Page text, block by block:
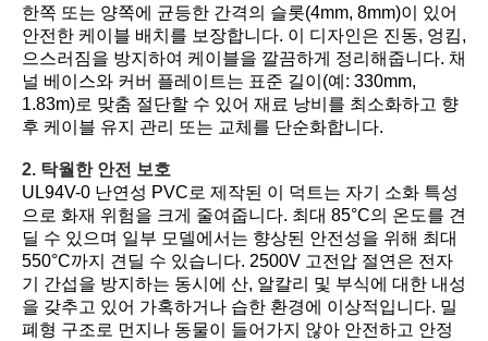
한쪽 또는 양쪽에 균등한 간격의 슬롯(4mm, 8mm)이 있어
안전한 케이블 배치를 보장합니다. 이 디자인은 진동, 엉킴,
으스러짐을 방지하여 케이블을 깔끔하게 정리해줍니다. 채
널 베이스와 커버 플레이트는 표준 길이(예: 330mm,
1.83m)로 맞춤 절단할 수 있어 재료 낭비를 최소화하고 향
후 케이블 유지 관리 또는 교체를 단순화합니다.
2. 탁월한 안전 보호
UL94V-0 난연성 PVC로 제작된 이 덕트는 자기 소화 특성
으로 화재 위험을 크게 줄여줍니다. 최대 85°C의 온도를 견
딜 수 있으며 일부 모델에서는 향상된 안전성을 위해 최대
550°C까지 견딜 수 있습니다. 2500V 고전압 절연은 전자
기 간섭을 방지하는 동시에 산, 알칼리 및 부식에 대한 내성
을 갖추고 있어 가혹하거나 습한 환경에 이상적입니다. 밀
폐형 구조로 먼지나 동물이 들어가지 않아 안전하고 안정